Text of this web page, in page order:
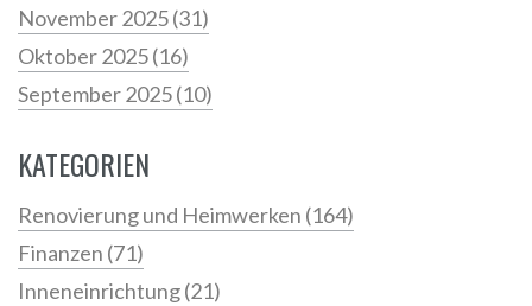
November 2025(31)
Oktober 2025(16)
September 2025(10)
KATEGORIEN
Renovierung und Heimwerken (164)
Finanzen (71)
Inneneinrichtung(21)